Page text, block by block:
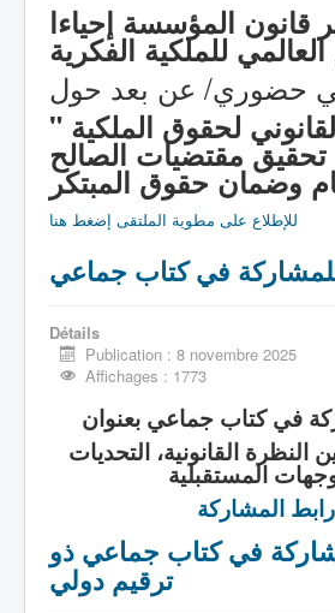
قانون المؤسسة إحياءا
العالمي للملكية الفكرية
حضوري/ عن بعد حول
"
تحقيق مقتضيات الصالح
للإطلاع على مطوية الملتقى إضغط هنا
في كتاب جماعي
Détails
Publication : 8 novembre 2025
Affichages : 1773
النظرة القانونية، التحديات
المستقبلية
في كتاب جماعي ذو
ترقيم دولي